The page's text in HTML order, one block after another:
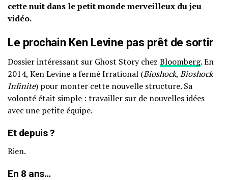
cette nuit dans le petit monde merveilleux du jeu
vidéo.
Le prochain Ken Levine pas prêt de sortir
Dossier intéressant sur Ghost Story chez Bloomberg. En
2014, Ken Levine a fermé Irrational (Bioshock, Bioshock
Infinite) pour monter cette nouvelle structure. Sa
volonté était simple : travailler sur de nouvelles idées
avec une petite équipe.
Et depuis ?
Rien.
En 8 ans…